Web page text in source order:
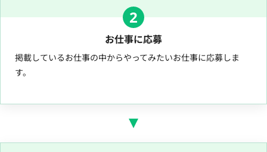
2
お仕事に応募
掲載しているお仕事の中からやってみたいお仕事に応募しま
す。